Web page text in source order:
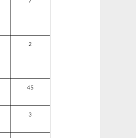
2
45
3